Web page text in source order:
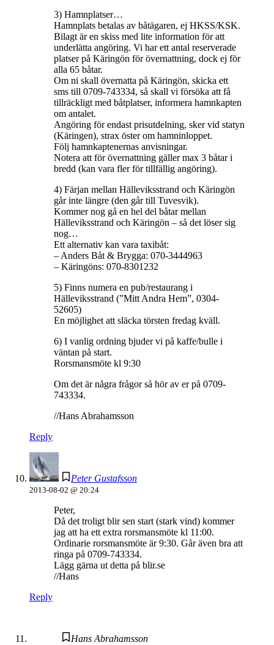
3) Hamnplatser…
Hamnplats betalas av båtägaren, ej HKSS/KSK.
Bilagt är en skiss med lite information för att
underlätta angöring. Vi har ett antal reserverade
platser på Käringön för övernattning, dock ej för
alla 65 båtar.
Om ni skall övernatta på Käringön, skicka ett
sms till 0709-743334, så skall vi försöka att få
tillräckligt med båtplatser, informera hamnkapten
om antalet.
Angöring för endast prisutdelning, sker vid statyn
(Käringen), strax öster om hamninloppet.
Följ hamnkaptenernas anvisningar.
Notera att för övernattning gäller max 3 båtar i
bredd (kan vara fler för tillfällig angöring).
4) Färjan mellan Hälleviksstrand och Käringön
går inte längre (den går till Tuvesvik).
Kommer nog gå en hel del båtar mellan
Hälleviksstrand och Käringön – så det löser sig
nog…
Ett alternativ kan vara taxibåt:
– Anders Båt & Brygga: 070-3444963
– Käringöns: 070-8301232
5) Finns numera en pub/restaurang i
Hälleviksstrand (”Mitt Andra Hem”, 0304-
52605)
En möjlighet att släcka törsten fredag kväll.
6) I vanlig ordning bjuder vi på kaffe/bulle i
väntan på start.
Rorsmansmöte kl 9:30
Om det är några frågor så hör av er på 0709-
743334.
//Hans Abrahamsson
Reply
Peter Gustafsson
2013-08-02 @ 20:24
Peter,
Då det troligt blir sen start (stark vind) kommer
jag att ha ett extra rorsmansmöte kl 11:00.
Ordinarie rorsmansmöte är 9:30. Går även bra att
ringa på 0709-743334.
Lägg gärna ut detta på blir.se
//Hans
Reply
Hans Abrahamsson